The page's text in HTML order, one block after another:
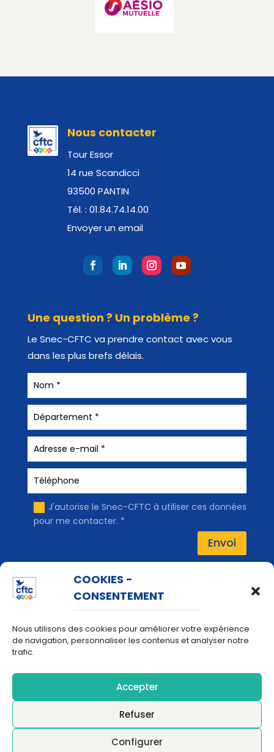
COOKIES -
CONSENTEMENT
Nous utilisons des cookies pour améliorer votre expérience
de navigation, personnaliser les contenus et analyser notre
trafic.
Accepter
Refuser
Configurer
Nous contacter
Tour Essor
14 rue Scandicci
93500 PANTIN
Tél. : 01.84.74.14.00
Envoyer un email
Une question ? Un problème ?
Le Snec-CFTC va prendre contact avec vous
dans les plus brefs délais.
J'autorise le Snec-CFTC à utiliser ces données
pour me contacter. *
Envoi
Liens rapides
ℹ️ Panneau Snec-Infos
💳 Paiement en ligne
🗂️ Accès BNS